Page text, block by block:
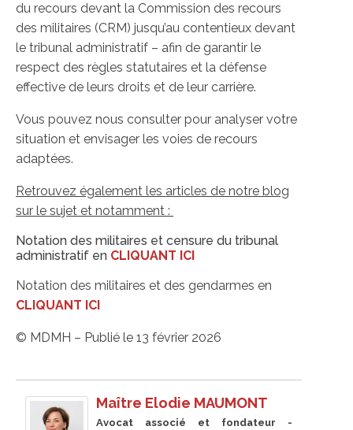
du recours devant la Commission des recours
des militaires (CRM) jusqu’au contentieux devant
le tribunal administratif – afin de garantir le
respect des règles statutaires et la défense
effective de leurs droits et de leur carrière.
Vous pouvez nous consulter pour analyser votre
situation et envisager les voies de recours
adaptées.
Retrouvez également les articles de notre blog
sur le sujet et notamment :
Notation des militaires et censure du tribunal
administratif en CLIQUANT ICI
Notation des militaires et des gendarmes en
CLIQUANT ICI
© MDMH – Publié le 13 février 2026
Maître Elodie MAUMONT
Avocat associé et fondateur -